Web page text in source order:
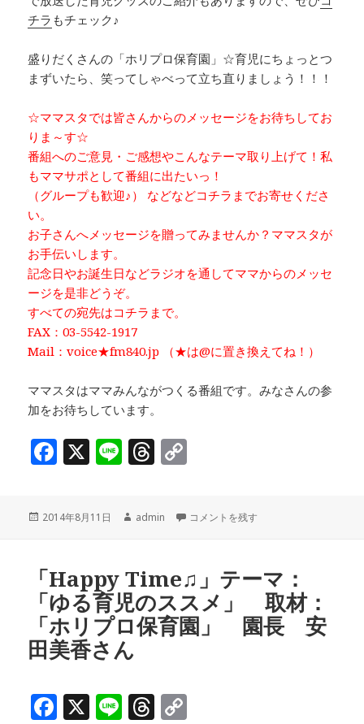
チラ もチェック♪
盛りだくさんの「ホリプロ保育園」☆育児にちょっとつ
まずいたら、笑ってしゃべって立ち直りましょう！！！
☆ママスタでは皆さんからのメッセージをお待ちしてお
りま～す☆
番組へのご意見・ご感想やこんなテーマ取り上げて！私
もママサポとして番組に出たいっ！
（グループも歓迎♪） などなどコチラまでお寄せくださ
い。
お子さんへメッセージを贈ってみませんか？ママスタが
お手伝いします。
記念日やお誕生日などラジオを通してママからのメッセ
ージを是非どうぞ。
すべての宛先はコチラまで。
FAX：03-5542-1917
Mail：voice★fm840.jp （★は@に置き換えてね！）
ママスタはママみんながつくる番組です。みなさんの参
加をお待ちしています。
F
c
e
o
o
k
X Li
e
T
r
e
d
s
y
n
k
投
2014年8月11日
作
admin 「Happy Time♫」後半 テーマ：「
コメントを残す
「Happy Time♫」テーマ：
「ゆる育児のススメ」 取材：
「ホリプロ保育園」 園長 安
田美香さん
F X Li T